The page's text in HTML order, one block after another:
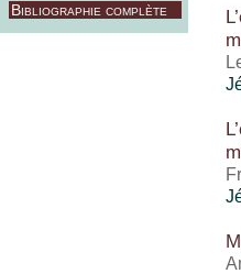
Bibliographie complète